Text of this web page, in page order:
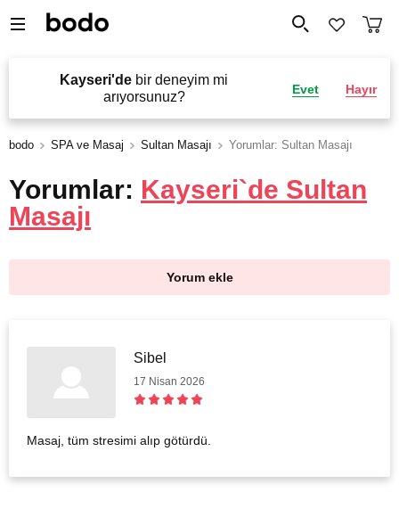
Kayseri'de bir deneyim mi
arıyorsunuz?
Evet Hayır
bodo SPA ve Masaj Sultan Masajı Yorumlar: Sultan Masajı
Yorumlar: Kayseri`de Sultan
Masajı
Yorum ekle
Sibel
17 Nisan 2026
Masaj, tüm stresimi alıp götürdü.